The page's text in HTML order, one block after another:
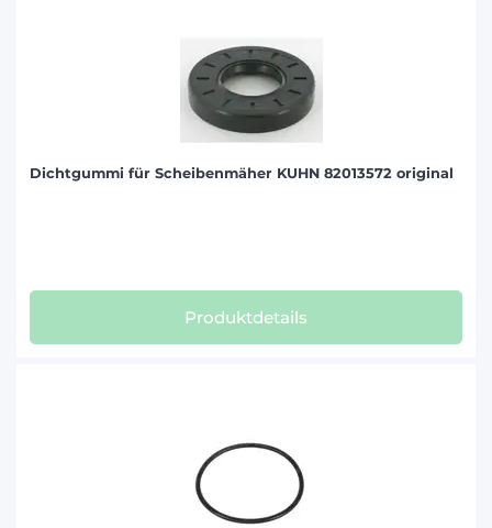
Dichtgummi für Scheibenmäher KUHN 82013572 original
Produktdetails